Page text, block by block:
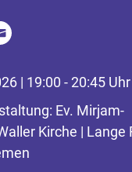
| 19:00 - 20:45 Uhr
Ev. Mirjam-
Kirche | Lange